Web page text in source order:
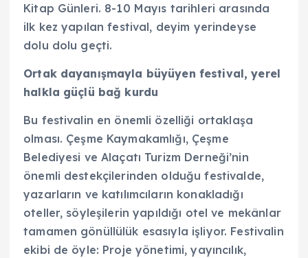
Kitap Günleri. 8-10 Mayıs tarihleri arasında
ilk kez yapılan festival, deyim yerindeyse
dolu dolu geçti.
Ortak dayanışmayla büyüyen festival, yerel
halkla güçlü bağ kurdu
Bu festivalin en önemli özelliği ortaklaşa
olması. Çeşme Kaymakamlığı, Çeşme
Belediyesi ve Alaçatı Turizm Derneği’nin
önemli destekçilerinden olduğu festivalde,
yazarların ve katılımcıların konakladığı
oteller, söyleşilerin yapıldığı otel ve mekânlar
tamamen gönüllülük esasıyla işliyor. Festivalin
ekibi de öyle: Proje yönetimi, yayıncılık,